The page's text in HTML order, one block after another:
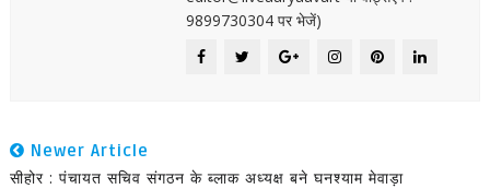
9899730304 पर भेजें)
Newer Article
सीहोर : पंचायत सचिव संगठन के ब्लाक अध्यक्ष बने घनश्याम मेवाड़ा